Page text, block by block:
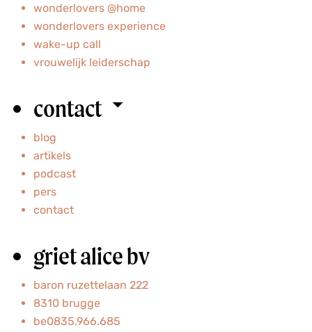
wonderlovers @home
wonderlovers experience
wake-up call
vrouwelijk leiderschap
contact
blog
artikels
podcast
pers
contact
griet alice bv
baron ruzettelaan 222
8310 brugge
be0835.966.685